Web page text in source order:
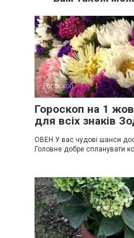
Гороскоп
Гороскоп на 1
для всіх знаків
ОВЕН У вас чудові шанси
Головне добре спланувати